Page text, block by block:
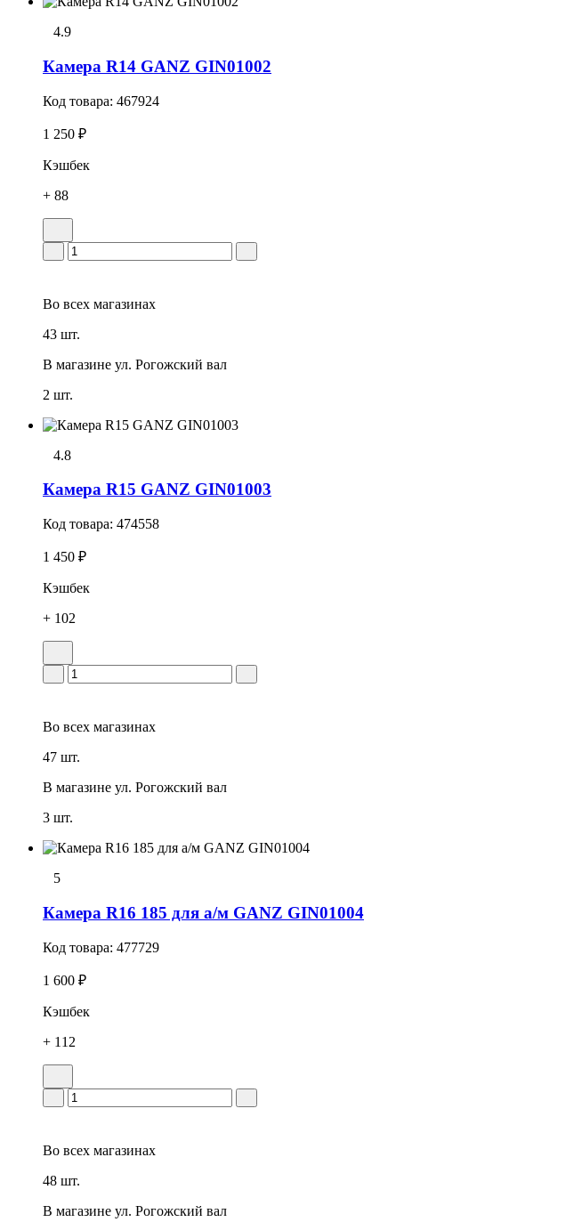
4.9
Камера R14 GANZ GIN01002
Код товара: 467924
1 250 ₽
Кэшбек
+ 88
Во всех магазинах
43 шт.
В магазине ул. Рогожский вал
2 шт.
4.8
Камера R15 GANZ GIN01003
Код товара: 474558
1 450 ₽
Кэшбек
+ 102
Во всех магазинах
47 шт.
В магазине ул. Рогожский вал
3 шт.
5
Камера R16 185 для а/м GANZ GIN01004
Код товара: 477729
1 600 ₽
Кэшбек
+ 112
Во всех магазинах
48 шт.
В магазине ул. Рогожский вал